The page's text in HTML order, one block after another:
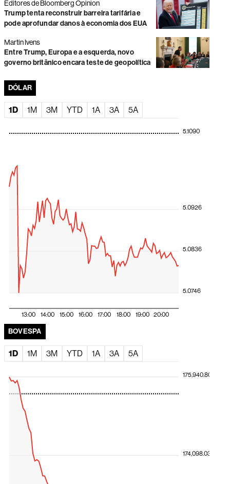
O avanço da Loft nas incorporadoras
temporada de balanços
Vale e Petrobras caem e limitam o desempenho do
Ibovespa; dólar avança a R$ 5,09
Ações globais sobem com recuo do petróleo e alívio da
pressão sobre mercados
Faria Lima volta o foco para as eleições e gestores veem
Negociações na B3 atrasam após paralisação
generalizada por problemas técnicos
Dólar em queda impulsiona moedas da América Latina;
peso colombiano lidera valorização
A exportação de tecnologia da Fila do Brasil
Ações globais avançam com rali de fabricantes de chips
e impulso da Amazon
Brasil com prêmio de 15%
El Niño ameaça América Latina, e Deutsche Bank
identifica os países mais expostos
Editores de Bloomberg Opinion
Trump tenta reconstruir barreira tarifária e
pode aprofundar danos à economia dos EUA
Martin Ivens
Entre Trump, Europa e a esquerda, novo
governo britânico encara teste de geopolítica
DÓLAR
1D 1M 3M YTD 1A 3A 5A
13:00 14:00 15:00 16:00 17:00 18:00 19:00 20:00
5.0746
5.0836
5.0926
5.1090
BOVESPA
1D 1M 3M YTD 1A 3A 5A
174,098.03
175,940.80